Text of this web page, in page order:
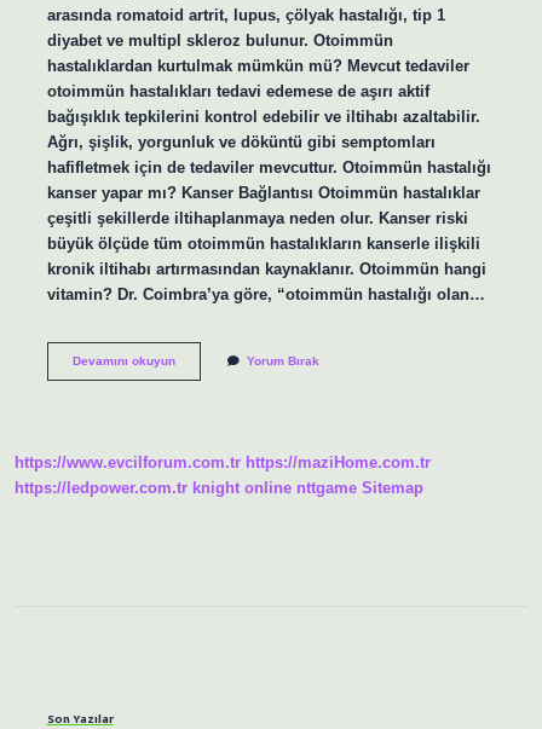
arasında romatoid artrit, lupus, çölyak hastalığı, tip 1
diyabet ve multipl skleroz bulunur. Otoimmün
hastalıklardan kurtulmak mümkün mü? Mevcut tedaviler
otoimmün hastalıkları tedavi edemese de aşırı aktif
bağışıklık tepkilerini kontrol edebilir ve iltihabı azaltabilir.
Ağrı, şişlik, yorgunluk ve döküntü gibi semptomları
hafifletmek için de tedaviler mevcuttur. Otoimmün hastalığı
kanser yapar mı? Kanser Bağlantısı Otoimmün hastalıklar
çeşitli şekillerde iltihaplanmaya neden olur. Kanser riski
büyük ölçüde tüm otoimmün hastalıkların kanserle ilişkili
kronik iltihabı artırmasından kaynaklanır. Otoimmün hangi
vitamin? Dr. Coimbra’ya göre, “otoimmün hastalığı olan…
Devamını okuyunOtoimmün
Yorum Bırak
https://www.evcilforum.com.tr https://maziHome.com.tr
https://ledpower.com.tr knight online nttgame Sitemap
Son Yazılar